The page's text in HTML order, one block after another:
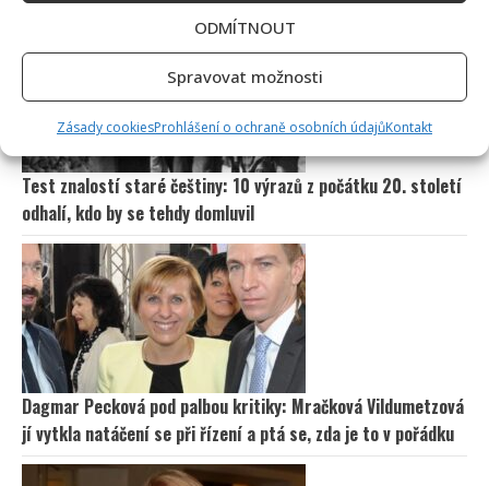
ODMÍTNOUT
Spravovat možnosti
Zásady cookiesProhlášení o ochraně osobních údajůKontakt
Test znalostí staré češtiny: 10 výrazů z počátku 20. století
odhalí, kdo by se tehdy domluvil
Dagmar Pecková pod palbou kritiky: Mračková Vildumetzová
jí vytkla natáčení se při řízení a ptá se, zda je to v pořádku